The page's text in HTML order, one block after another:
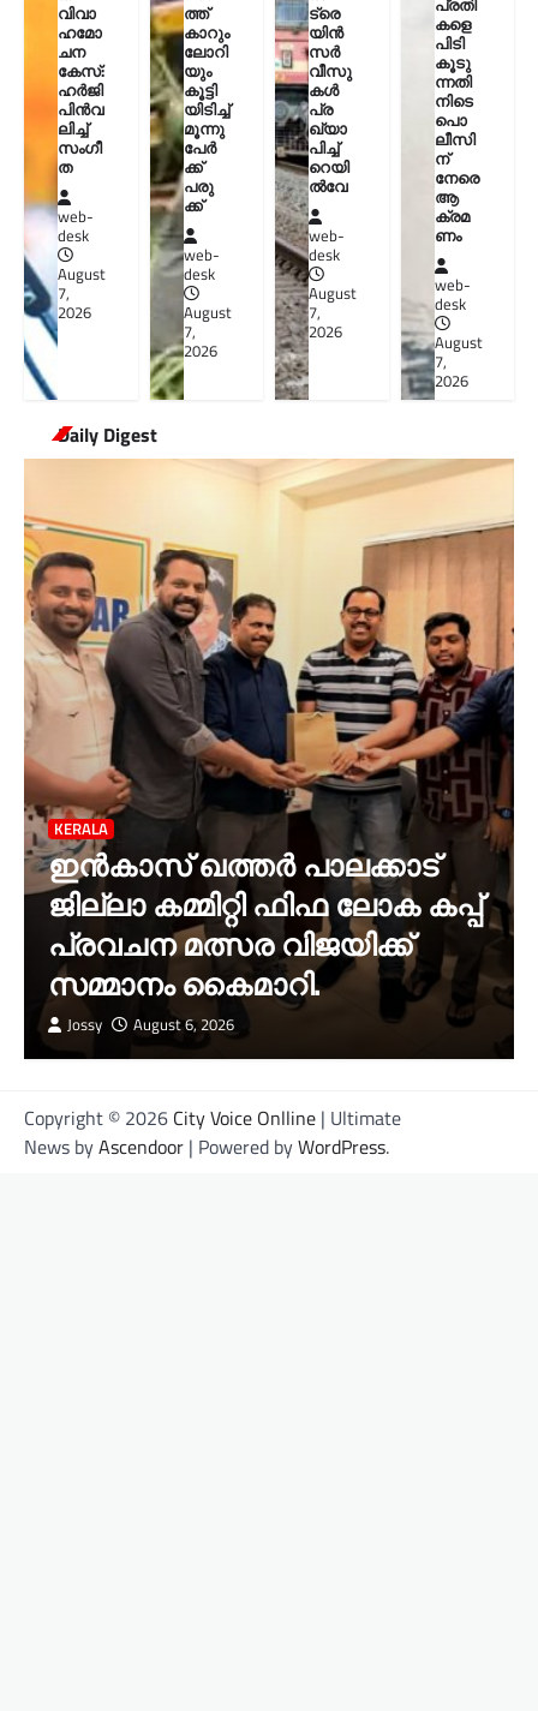
വിവാ
ഹമോ
ചന
കേസ്:
ഹർജി
പിൻവ
ലിച്ച്
സംഗീ
ത
web-
desk
August
7,
2026
ത്ത്
കാറും
ലോറി
യും
കൂട്ടി
യിടിച്ച്
മൂന്നു
പേർ
ക്ക്
പരു
ക്ക്
web-
desk
August
7,
2026
ട്രെ
യിൻ
സർ
വീസു
കൾ
പ്ര
ഖ്യാ
പിച്ച്
റെയി
ൽവേ
web-
desk
August
7,
2026
പ്രതി
കളെ
പിടി
കൂടു
ന്നതി
നിടെ
പൊ
ലീസി
ന്
നേരെ
ആ
ക്രമ
ണം
web-
desk
August
7,
2026
Daily Digest
KERALA
ഇൻകാസ് ഖത്തർ പാലക്കാട്
ജില്ലാ കമ്മിറ്റി ഫിഫ ലോക കപ്പ്
പ്രവചന മത്സര വിജയിക്ക്
സമ്മാനം കൈമാറി.
Jossy August 6, 2026
Copyright © 2026 City Voice Onlline | Ultimate
News byAscendoor | Powered byWordPress.